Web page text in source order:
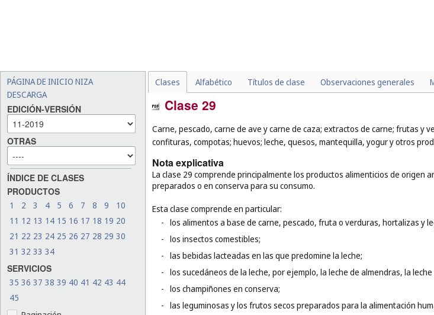
PÁGINA DE INICIO NIZA
DESCARGA
EDICIÓN-VERSIÓN
OTRAS
ÍNDICE DE CLASES
PRODUCTOS
1 2 3 4 5 6 7 8 9
10
11 12 13 14 15 16 17 18 19 20
21 22 23 24 25 26 27 28 29 30
31 32 33 34
SERVICIOS
35 36 37 38 39 40 41 42 43 44
45
Clases Alfabético Títulos de clase Observaciones generales
Clase 29
Carne, pescado, carne de ave y carne de caza; extractos de carne; frutas y
confituras, compotas; huevos; leche, quesos, mantequilla, yogur y otros
Nota explicativa
La clase 29 comprende principalmente los productos alimenticios de
preparados o en conserva para su consumo.
Esta clase comprende en particular:
- los alimentos a base de carne, pescado, fruta o verduras, hortalizas y
- los insectos comestibles;
- las bebidas lacteadas en las que predomine la leche;
- los sucedáneos de la leche, por ejemplo, la leche de almendras, la
- los champiñones en conserva;
- las leguminosas y los frutos secos preparados para la alimentación